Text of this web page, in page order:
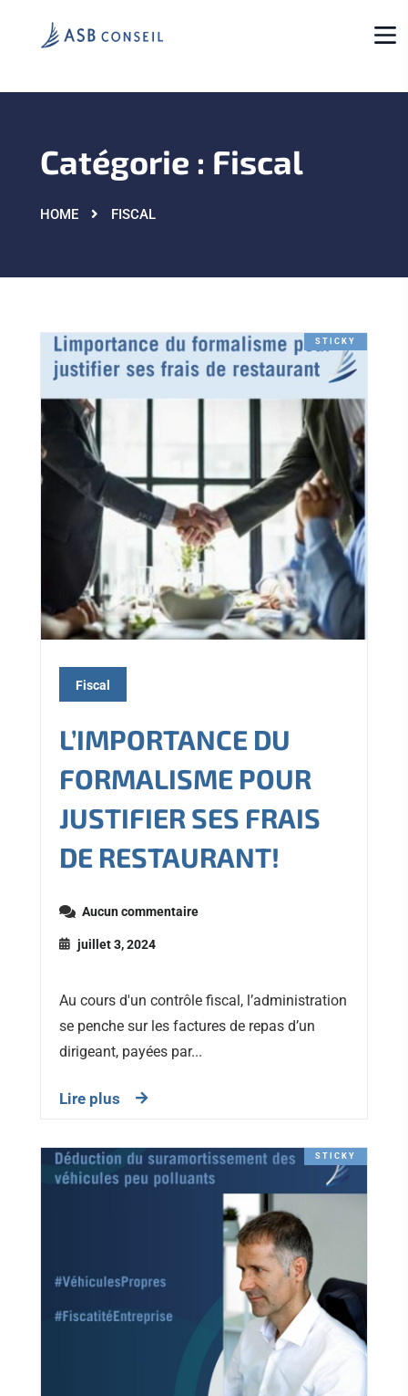
Catégorie : Fiscal
HOME FISCAL
STICKY
Fiscal
L’IMPORTANCE DU
FORMALISME POUR
JUSTIFIER SES FRAIS
DE RESTAURANT!
Aucun commentaire
juillet 3, 2024
Au cours d'un contrôle fiscal, l’administration
se penche sur les factures de repas d’un
dirigeant, payées par...
Lire plus
STICKY